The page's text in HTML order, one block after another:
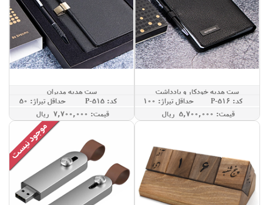
ست هدیه خودکار و یادداشت
کد: P-516
حداقل تيراژ: 100
قيمت: 5,700,000 ريال
ست هدیه مدیران
کد: P-515
حداقل تيراژ: 50
قيمت: 7,700,000 ريال